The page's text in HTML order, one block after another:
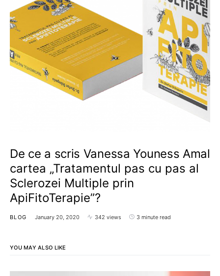
De ce a scris Vanessa Youness Amal
cartea „Tratamentul pas cu pas al
Sclerozei Multiple prin
ApiFitoTerapie”?
BLOG January 20, 2020 342 views 3 minute read
YOU MAY ALSO LIKE